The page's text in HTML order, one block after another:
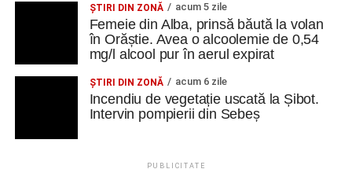
elementelor din lemn și a acoperișurilor, dar și prăbușirea
parțială a șurii.
De asemenea, instalațiile existente sunt depășite din
punct de vedere tehnic, fiind necesară refacerea
instalațiilor electrice, sanitare și termice, precum și
modernizarea sistemelor de evacuare a apelor pluviale.
ŞTIRI DIN ZONĂ acum 5 zile
Femeie din Alba, prinsă băută la volan
în Orăștie. Avea o alcoolemie de 0,54
mg/l alcool pur în aerul expirat
ŞTIRI DIN ZONĂ acum 6 zile
Incendiu de vegetație uscată la Șibot.
Intervin pompierii din Sebeș
PUBLICITATE